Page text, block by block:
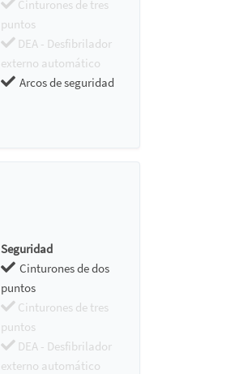
Cinturones de tres
puntos
DEA - Desfibrilador
externo automático
Arcos de seguridad
Seguridad
Cinturones de dos
puntos
Cinturones de tres
puntos
DEA - Desfibrilador
externo automático